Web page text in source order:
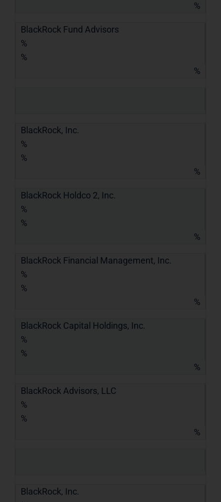
%
BlackRock Fund Advisors
%
%
%
BlackRock, Inc.
%
%
%
BlackRock Holdco 2, Inc.
%
%
%
BlackRock Financial Management, Inc.
%
%
%
BlackRock Capital Holdings, Inc.
%
%
%
BlackRock Advisors, LLC
%
%
%
BlackRock, Inc.